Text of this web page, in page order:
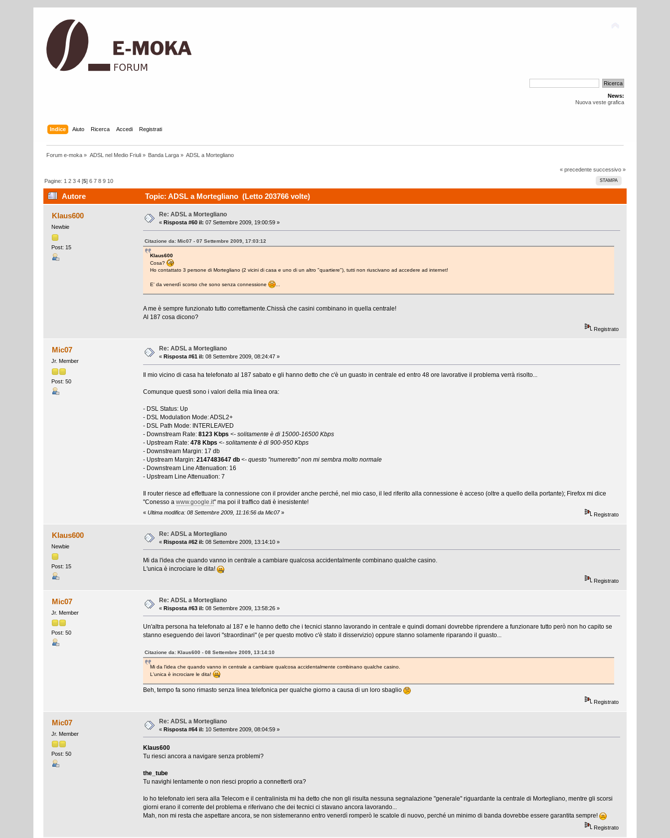
News:
Nuova veste grafica
Indice Aiuto Ricerca Accedi Registrati
Forum e-moka » ADSL nel Medio Friuli» Banda Larga » ADSL a Mortegliano
« precedente successivo »
STAMPA
Pagine: 1 2 3 4 [5]6 7 8 9 10
Autore Topic: ADSL a Mortegliano (Letto 203766 volte)
Klaus600
Newbie
Post: 15
Re: ADSL a Mortegliano
« Risposta #60 il: 07 Settembre 2009, 19:00:59 »
Citazione da: Mic07 - 07 Settembre 2009, 17:03:12
Klaus600
Cosa?
Ho contattato 3 persone di Mortegliano (2 vicini di casa e uno di un altro "quartiere"), tutti non riuscivano ad accedere ad internet!
E' da venerdì scorso che sono senza connessione ...
A me è sempre funzionato tutto correttamente.Chissà che casini combinano in quella centrale!
Al 187 cosa dicono?
Registrato
Mic07
Jr. Member
Post: 50
Re: ADSL a Mortegliano
« Risposta #61 il: 08 Settembre 2009, 08:24:47 »
Il mio vicino di casa ha telefonato al 187 sabato e gli hanno detto che c'è un guasto in centrale ed entro 48 ore lavorative il problema verrà risolto...
Comunque questi sono i valori della mia linea ora:
- DSL Status: Up
- DSL Modulation Mode: ADSL2+
- DSL Path Mode: INTERLEAVED
- Downstream Rate: 8123 Kbps <- solitamente è di 15000-16500 Kbps
- Upstream Rate: 478 Kbps <- solitamente è di 900-950 Kbps
- Downstream Margin: 17 db
- Upstream Margin: 2147483647 db <- questo "numeretto" non mi sembra molto normale
- Downstream Line Attenuation: 16
- Upstream Line Attenuation: 7
Il router riesce ad effettuare la connessione con il provider anche perché, nel mio caso, il led riferito alla connessione è acceso (oltre a quello della portante); Firefox mi dice
"Conesso a www.google.it" ma poi il traffico dati è inesistente!
« Ultima modifica: 08 Settembre 2009, 11:16:56 da Mic07» Registrato
Klaus600
Newbie
Post: 15
Re: ADSL a Mortegliano
«Risposta #62 il: 08 Settembre 2009, 13:14:10 »
Mi da l'idea che quando vanno in centrale a cambiare qualcosa accidentalmente combinano qualche casino.
L'unica è incrociare le dita!
Registrato
Mic07
Jr. Member
Post: 50
Re: ADSL a Mortegliano
«Risposta #63 il: 08 Settembre 2009, 13:58:26 »
Un'altra persona ha telefonato al 187 e le hanno detto che i tecnici stanno lavorando in centrale e quindi domani dovrebbe riprendere a funzionare tutto però non ho capito se
stanno eseguendo dei lavori "straordinari" (e per questo motivo c'è stato il disservizio) oppure stanno solamente riparando il guasto...
Citazione da: Klaus600 - 08 Settembre 2009, 13:14:10
Mi da l'idea che quando vanno in centrale a cambiare qualcosa accidentalmente combinano qualche casino.
L'unica è incrociare le dita!
Beh, tempo fa sono rimasto senza linea telefonica per qualche giorno a causa di un loro sbaglio
Registrato
Mic07
Jr. Member
Post: 50
Re: ADSL a Mortegliano
«Risposta #64 il: 10 Settembre 2009, 08:04:59 »
Klaus600
Tu riesci ancora a navigare senza problemi?
the_tube
Tu navighi lentamente o non riesci proprio a connetterti ora?
Io ho telefonato ieri sera alla Telecom e il centralinista mi ha detto che non gli risulta nessuna segnalazione "generale" riguardante la centrale di Mortegliano, mentre gli scorsi
giorni erano il corrente del problema e riferivano che dei tecnici ci stavano ancora lavorando...
Mah, non mi resta che aspettare ancora, se non sistemeranno entro venerdì romperò le scatole di nuovo, perché un minimo di banda dovrebbe essere garantita sempre!
Registrato